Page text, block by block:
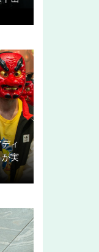
ィ
が実